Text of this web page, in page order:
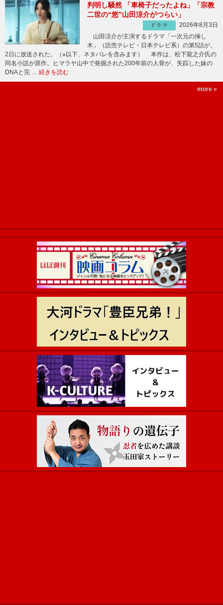
判明し騒然 「車椅子だったよね」「宗教
二世の“悠”山田涼介がつらい」
ドラマ
2026年8月3日
山田涼介が主演するドラマ「一次元の挿し
木」（読売テレビ・日本テレビ系）の第5話が、
2日に放送された。（※以下、ネタバレを含みます） 本作は、松下龍之介氏の
同名小説が原作。ヒマラヤ山中で発掘された200年前の人骨が、失踪した妹の
DNAと完 … 続きを読む
more »